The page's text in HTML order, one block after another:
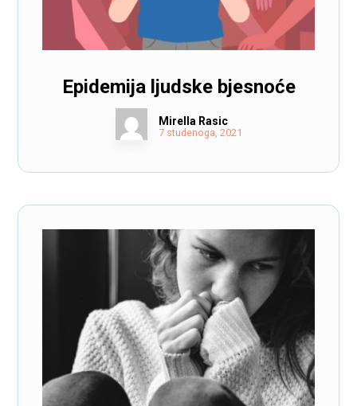
Epidemija ljudske bjesnoće
Mirella Rasic
7 studenoga, 2021